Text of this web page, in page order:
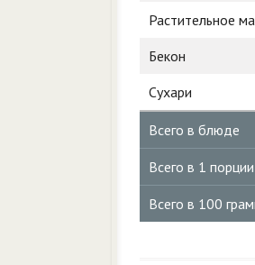
Растительное
Бекон
Сухари
Всего в блюде
Всего в 1 порции
Всего в 100